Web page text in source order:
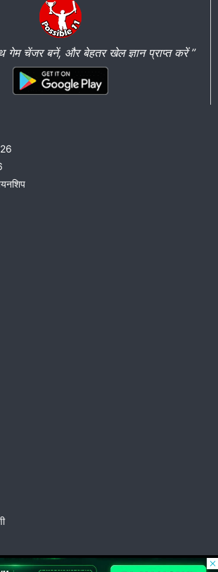
गेम चेंजर बनें, और बेहतर खेल ज्ञान प्राप्त करें ”
© 2026 Possible11